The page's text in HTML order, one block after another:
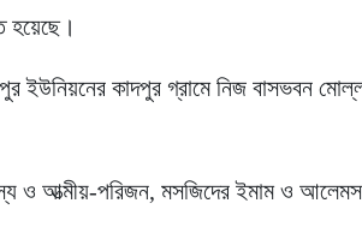
হয়েছে।
ইউনিয়নের কাদপুর গ্রামে নিজ বাসভবন
ও আত্মীয়-পরিজন, মসজিদের ইমাম ও